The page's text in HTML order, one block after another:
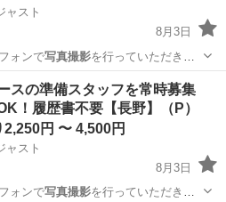
ャスト
8月3日
ォンで写真撮影を行っていただきま
タッフ スタッフ
スの準備スタッフを常時募集
！履歴書不要【長野】（P）
円 〜 4,500円
ャスト
8月3日
ォンで写真撮影を行っていただきま